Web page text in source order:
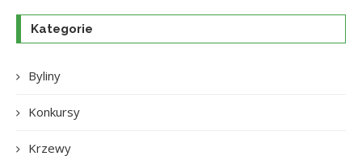
Kategorie
Byliny
Konkursy
Krzewy